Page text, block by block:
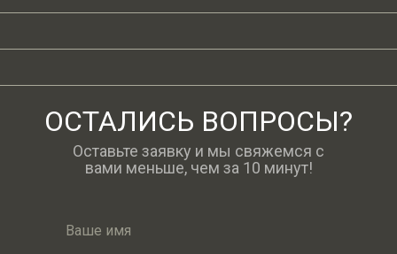
ОСТАЛИСЬ ВОПРОСЫ?
Оставьте заявку и мы свяжемся с
вами меньше, чем за 10 минут!
Ваше имя